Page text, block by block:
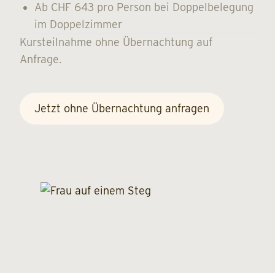
Ab CHF 643 pro Person bei Doppelbelegung
im Doppelzimmer
Kursteilnahme ohne Übernachtung auf
Anfrage.
Jetzt ohne Übernachtung anfragen